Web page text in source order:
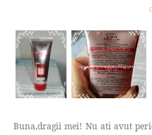
Buna,dragii mei! Nu ati avut